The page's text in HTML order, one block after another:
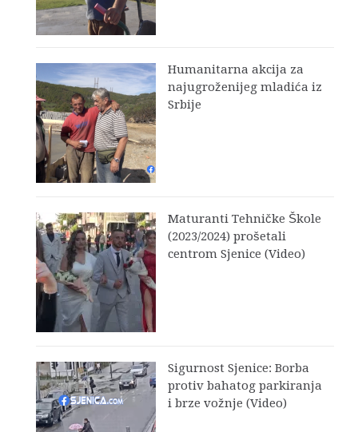
Humanitarna akcija za
najugroženijeg mladića iz
Srbije
Maturanti Tehničke Škole
(2023/2024) prošetali
centrom Sjenice (Video)
Sigurnost Sjenice: Borba
protiv bahatog parkiranja
i brze vožnje (Video)